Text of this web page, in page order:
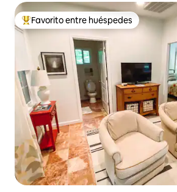
Favorito entre huéspedes preferido
Favorito entre huéspedes